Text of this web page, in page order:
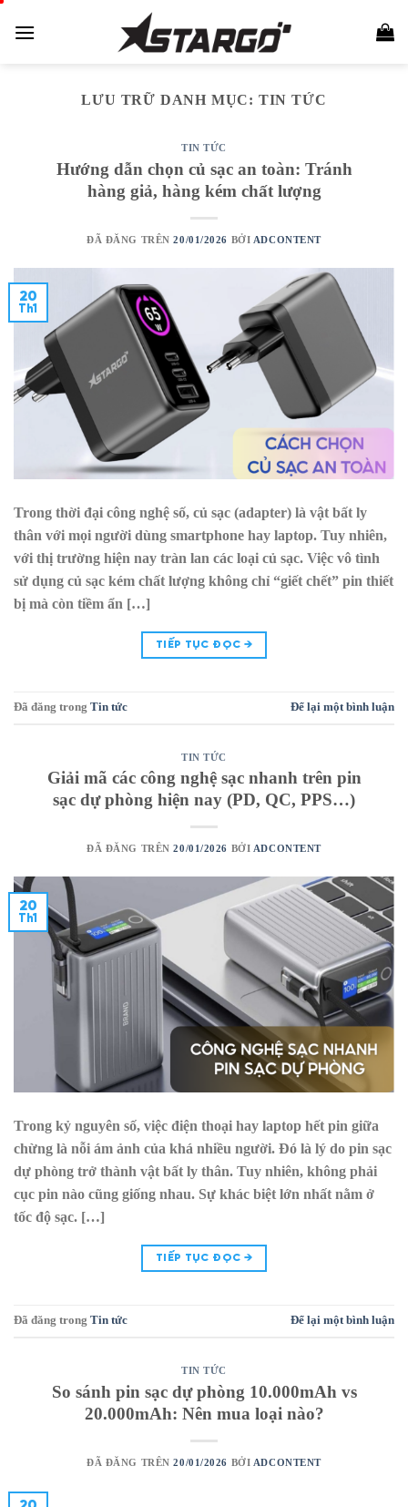
đến
LƯU TRỮ DANH MỤC: TIN TỨC
TIN TỨC
Hướng dẫn chọn củ sạc an toàn: Tránh
hàng giả, hàng kém chất lượng
ĐÃ ĐĂNG TRÊN20/01/2026 BỞI ADCONTENT
20
Th1
Trong thời đại công nghệ số, củ sạc (adapter) là vật bất ly
thân với mọi người dùng smartphone hay laptop. Tuy nhiên,
với thị trường hiện nay tràn lan các loại củ sạc. Việc vô tình
sử dụng củ sạc kém chất lượng không chỉ “giết chết” pin thiết
bị mà còn tiềm ẩn […]
TIẾP TỤC ĐỌC →
Đã đăng trong Tin tức Để lại một bình luận
TIN TỨC
Giải mã các công nghệ sạc nhanh trên pin
sạc dự phòng hiện nay (PD, QC, PPS…)
ĐÃ ĐĂNG TRÊN20/01/2026 BỞI ADCONTENT
20
Th1
Trong kỷ nguyên số, việc điện thoại hay laptop hết pin giữa
chừng là nỗi ám ảnh của khá nhiều người. Đó là lý do pin sạc
dự phòng trở thành vật bất ly thân. Tuy nhiên, không phải
cục pin nào cũng giống nhau. Sự khác biệt lớn nhất nằm ở
tốc độ sạc. […]
TIẾP TỤC ĐỌC →
Đã đăng trong Tin tức Để lại một bình luận
TIN TỨC
So sánh pin sạc dự phòng 10.000mAh vs
20.000mAh: Nên mua loại nào?
ĐÃ ĐĂNG TRÊN20/01/2026 BỞI ADCONTENT